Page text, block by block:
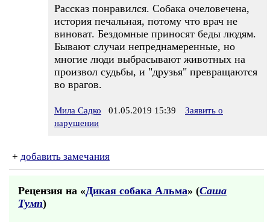
Рассказ понравился. Собака очеловечена,
история печальная, потому что врач не
виноват. Бездомные приносят беды людям.
Бывают случаи непреднамеренные, но
многие люди выбрасывают животных на
произвол судьбы, и "друзья" превращаются
во врагов.
Мила Садко 01.05.2019 15:39
Заявить о
нарушении
+ добавить замечания
Рецензия на «Дикая собака Альма» (Саша
Тумп)